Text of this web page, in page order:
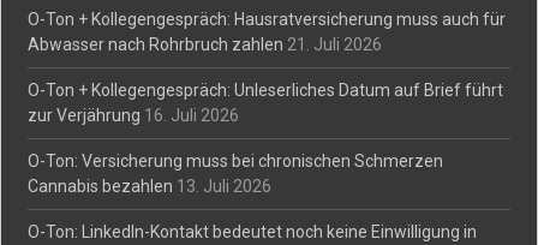
O-Ton + Kollegengespräch: Hausratversicherung muss auch für
Abwasser nach Rohrbruch zahlen 21. Juli 2026
O-Ton + Kollegengespräch: Unleserliches Datum auf Brief führt
zur Verjährung 16. Juli 2026
O-Ton: Versicherung muss bei chronischen Schmerzen
Cannabis bezahlen 13. Juli 2026
O-Ton: LinkedIn-Kontakt bedeutet noch keine Einwilligung in